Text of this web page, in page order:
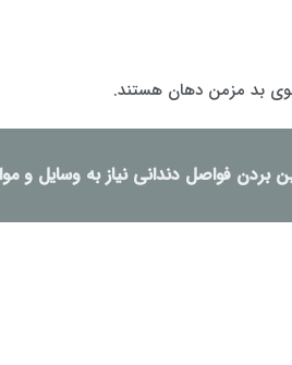
بوی بد مزمن دهان هستند.
بردن فواصل دندانی نیاز به وسایل و